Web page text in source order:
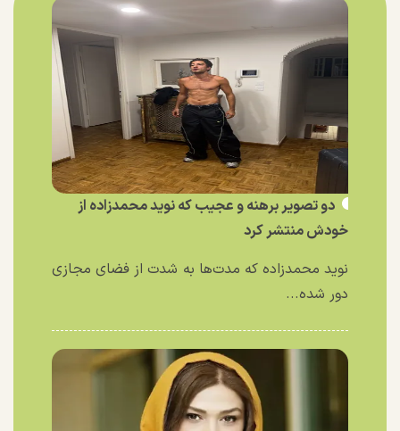
دو تصویر برهنه و عجیب که نوید محمدزاده از
خودش منتشر کرد
نوید محمدزاده که مدت‌ها به شدت از فضای مجازی
دور شده...